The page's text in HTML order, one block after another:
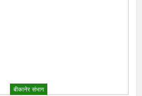
बीकानेर संभाग